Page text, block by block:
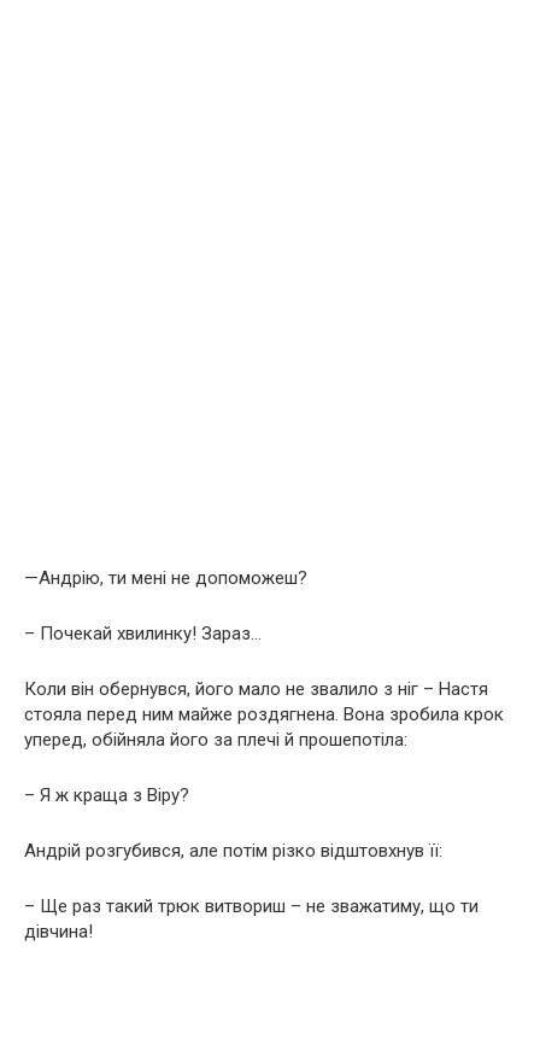
—Андрію, ти мені не допоможеш?
– Почекай хвилинку! Зараз…
Коли він обернувся, його мало не звалило з ніг – Настя
стояла перед ним майже роздягнена. Вона зробила крок
уперед, обійняла його за плечі й прошепотіла:
– Я ж краща з Віру?
Андрій розгубився, але потім різко відштовхнув її:
– Ще раз такий трюк витвориш – не зважатиму, що ти
дівчина!